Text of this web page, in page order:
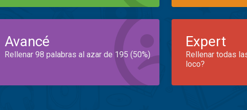
Avancé
Rellenar 98 palabras al azar de 195 (50%)
Expert
Rellenar todas
loco?